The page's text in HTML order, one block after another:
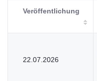
Veröffentlichung
22.07.2026